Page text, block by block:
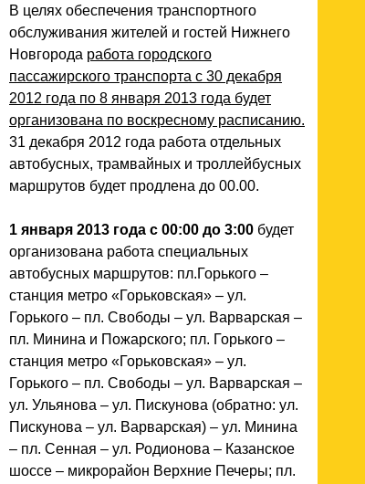
В целях обеспечения транспортного
обслуживания жителей и гостей Нижнего
Новгорода работа городского
пассажирского транспорта с 30 декабря
2012 года по 8 января 2013 года будет
организована по воскресному расписанию.
31 декабря 2012 года работа отдельных
автобусных, трамвайных и троллейбусных
маршрутов будет продлена до 00.00.
1 января 2013 года с 00:00 до 3:00 будет
организована работа специальных
автобусных маршрутов: пл.Горького –
станция метро «Горьковская» – ул.
Горького – пл. Свободы – ул. Варварская –
пл. Минина и Пожарского; пл. Горького –
станция метро «Горьковская» – ул.
Горького – пл. Свободы – ул. Варварская –
ул. Ульянова – ул. Пискунова (обратно: ул.
Пискунова – ул. Варварская) – ул. Минина
– пл. Сенная – ул. Родионова – Казанское
шоссе – микрорайон Верхние Печеры; пл.